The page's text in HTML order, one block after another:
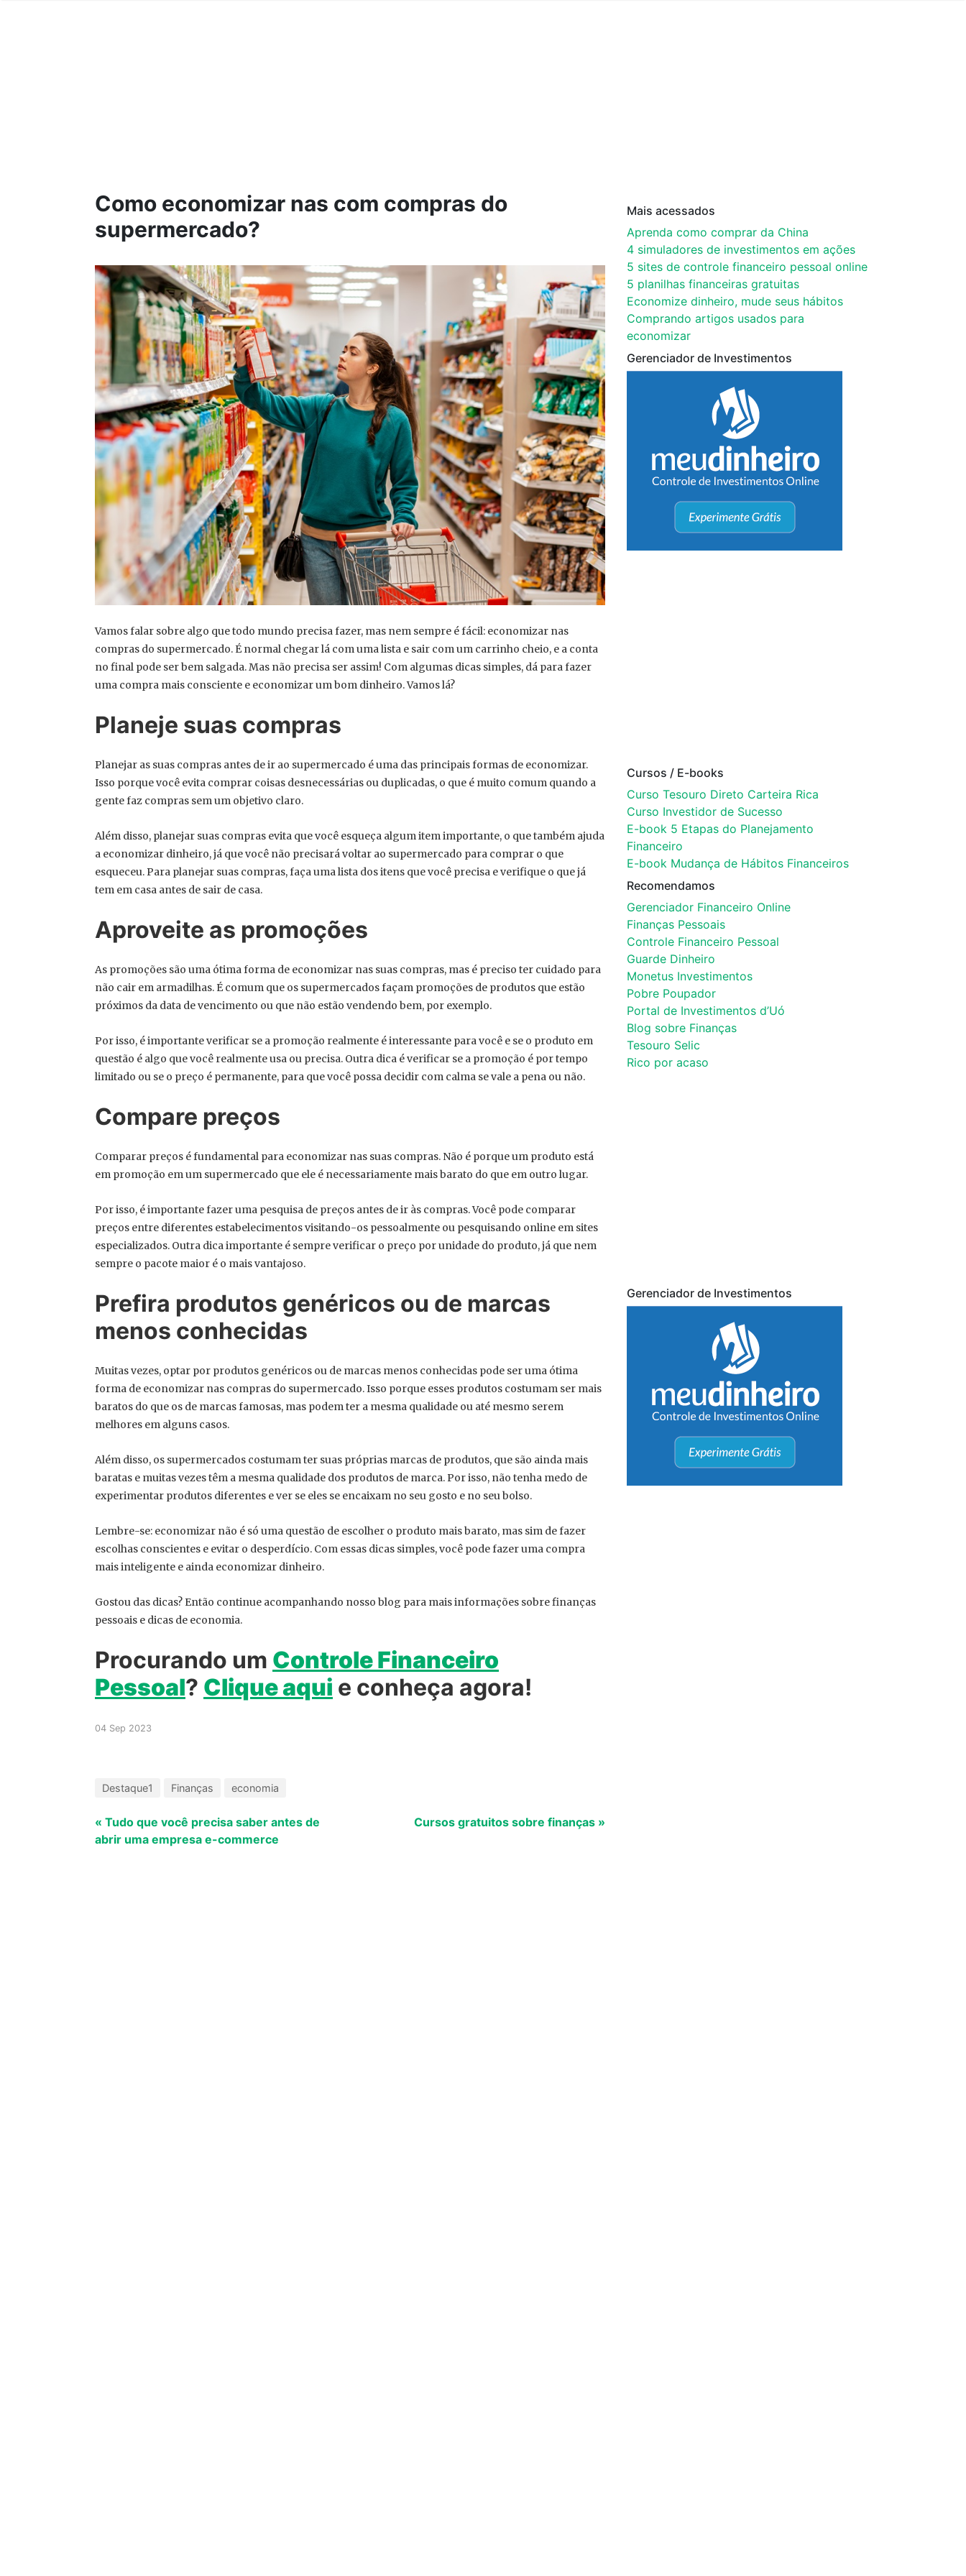
Como economizar nas com compras do
supermercado?
Vamos falar sobre algo que todo mundo precisa fazer, mas nem sempre é fácil: economizar nas
compras do supermercado. É normal chegar lá com uma lista e sair com um carrinho cheio, e a conta
no final pode ser bem salgada. Mas não precisa ser assim! Com algumas dicas simples, dá para fazer
uma compra mais consciente e economizar um bom dinheiro. Vamos lá?
Planeje suas compras
Planejar as suas compras antes de ir ao supermercado é uma das principais formas de economizar.
Isso porque você evita comprar coisas desnecessárias ou duplicadas, o que é muito comum quando a
gente faz compras sem um objetivo claro.
Além disso, planejar suas compras evita que você esqueça algum item importante, o que também ajuda
a economizar dinheiro, já que você não precisará voltar ao supermercado para comprar o que
esqueceu. Para planejar suas compras, faça uma lista dos itens que você precisa e verifique o que já
tem em casa antes de sair de casa.
Aproveite as promoções
As promoções são uma ótima forma de economizar nas suas compras, mas é preciso ter cuidado para
não cair em armadilhas. É comum que os supermercados façam promoções de produtos que estão
próximos da data de vencimento ou que não estão vendendo bem, por exemplo.
Por isso, é importante verificar se a promoção realmente é interessante para você e se o produto em
questão é algo que você realmente usa ou precisa. Outra dica é verificar se a promoção é por tempo
limitado ou se o preço é permanente, para que você possa decidir com calma se vale a pena ou não.
Compare preços
Comparar preços é fundamental para economizar nas suas compras. Não é porque um produto está
em promoção em um supermercado que ele é necessariamente mais barato do que em outro lugar.
Por isso, é importante fazer uma pesquisa de preços antes de ir às compras. Você pode comparar
preços entre diferentes estabelecimentos visitando-os pessoalmente ou pesquisando online em sites
especializados. Outra dica importante é sempre verificar o preço por unidade do produto, já que nem
sempre o pacote maior é o mais vantajoso.
Prefira produtos genéricos ou de marcas
menos conhecidas
Muitas vezes, optar por produtos genéricos ou de marcas menos conhecidas pode ser uma ótima
forma de economizar nas compras do supermercado. Isso porque esses produtos costumam ser mais
baratos do que os de marcas famosas, mas podem ter a mesma qualidade ou até mesmo serem
melhores em alguns casos.
Além disso, os supermercados costumam ter suas próprias marcas de produtos, que são ainda mais
baratas e muitas vezes têm a mesma qualidade dos produtos de marca. Por isso, não tenha medo de
experimentar produtos diferentes e ver se eles se encaixam no seu gosto e no seu bolso.
Lembre-se: economizar não é só uma questão de escolher o produto mais barato, mas sim de fazer
escolhas conscientes e evitar o desperdício. Com essas dicas simples, você pode fazer uma compra
mais inteligente e ainda economizar dinheiro.
Gostou das dicas? Então continue acompanhando nosso blog para mais informações sobre finanças
pessoais e dicas de economia.
Procurando um Controle Financeiro
Pessoal? Clique aqui e conheça agora!
04 Sep 2023
Destaque1 Finanças economia
« Tudo que você precisa saber antes de
abrir uma empresa e-commerce
Cursos gratuitos sobre finanças »
Mais acessados
Aprenda como comprar da China
4 simuladores de investimentos em ações
5 sites de controle financeiro pessoal online
5 planilhas financeiras gratuitas
Economize dinheiro, mude seus hábitos
Comprando artigos usados para
economizar
Gerenciador de Investimentos
Cursos / E-books
Curso Tesouro Direto Carteira Rica
Curso Investidor de Sucesso
E-book 5 Etapas do Planejamento
Financeiro
E-book Mudança de Hábitos Financeiros
Recomendamos
Gerenciador Financeiro Online
Finanças Pessoais
Controle Financeiro Pessoal
Guarde Dinheiro
Monetus Investimentos
Pobre Poupador
Portal de Investimentos d’Uó
Blog sobre Finanças
Tesouro Selic
Rico por acaso
Gerenciador de Investimentos